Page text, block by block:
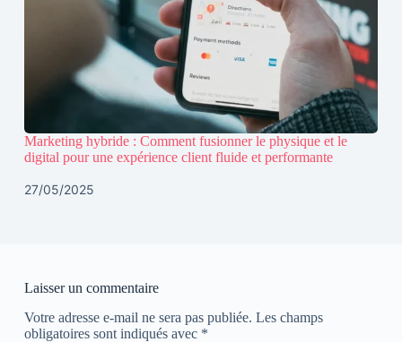
Marketing hybride : Comment fusionner le physique et le
digital pour une expérience client fluide et performante
27/05/2025
Laisser un commentaire
Votre adresse e-mail ne sera pas publiée. Les champs
obligatoires sont indiqués avec *